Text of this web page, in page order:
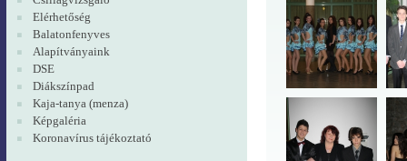
Elérhetőség
Balatonfenyves
Alapítványaink
DSE
Diákszínpad
Kaja-tanya (menza)
Képgaléria
Koronavírus tájékoztató